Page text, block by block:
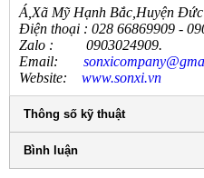
Á,Xã Mỹ Hạnh Bắc,Huyện
Điện thoại : 028 66869909 -
Zalo :
Email:
Website:
www.sonxi.vn
Thông số kỹ thuật
Bình luận